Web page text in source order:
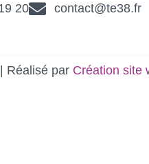
20 contact@te38.fr
Réalisé par Création site